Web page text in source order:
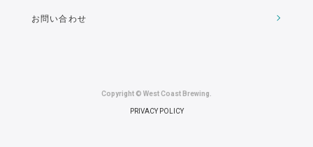
お問い合わせ
Copyright © West Coast Brewing.
PRIVACY POLICY